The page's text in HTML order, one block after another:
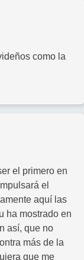
como la
el primero en
el
aquí las
ha mostrado en
así, que no
más de la
que me